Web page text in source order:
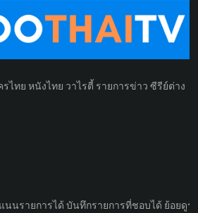
รไทย หนังไทย วาไรตี้ รายการข่าว ซีรีย์ต่าง
รได้ บันทึกรายการที่ชอบได้ ย้อยดูรายการที่เ